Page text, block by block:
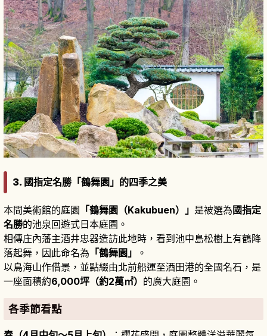
3. 國指定名勝「鶴舞園」的四季之美
本間美術館的庭園 「鶴舞園（Kakubuen）」 是被選為國指定
名勝的池泉回遊式日本庭園。
相傳庄內藩主酒井忠器造訪此地時，看到池中島松樹上有鶴降
落起舞，因此命名為 「鶴舞園」
。
以鳥海山作借景，並點綴由北前船運至酒田港的全國名石，是
一座面積約6,000坪（約2萬㎡） 的廣大庭園。
各季節看點